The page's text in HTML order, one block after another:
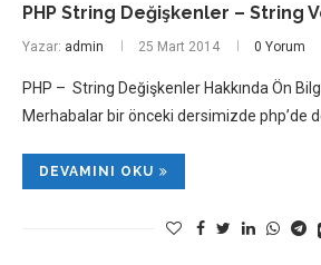
PHP String Değişkenler – String
Yazar: admin 25 Mart 2014 0 Yorum
PHP – String Değişkenler Hakkında Ön
Merhabalar bir önceki dersimizde php’de
DEVAMINI OKU